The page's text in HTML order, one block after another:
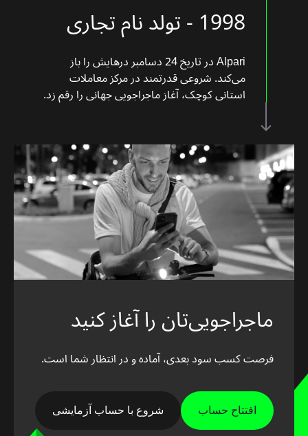
1998 - تولد نام تجاری
Alpari در تاریخ 24 دسامبر درهایش را باز
می‌کند. شروعی قدرتمند در مرکز معاملات
استانی کوچک، آغاز ماجراجویی جهانی را رقم زد.
ماجراجویی‌تان را آغاز کنید
فرصت کسب سود بعدی، آماده و در انتظار شما است.
افتتاح حساب شروع با حساب آزمایشی